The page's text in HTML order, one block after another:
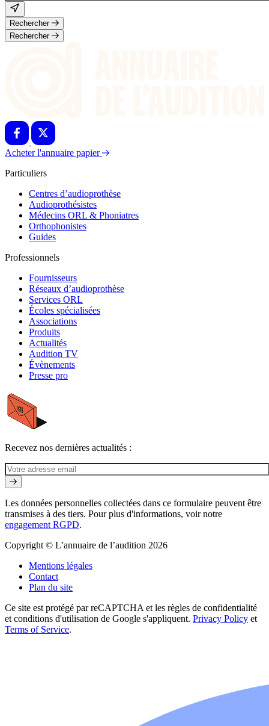
Rechercher
Rechercher
Acheter l'annuaire papier
Particuliers
Centres d’audioprothèse
Audioprothésistes
Médecins ORL & Phoniatres
Orthophonistes
Guides
Professionnels
Fournisseurs
Réseaux d’audioprothèse
Services ORL
Écoles spécialisées
Associations
Produits
Actualités
Audition TV
Évènements
Presse pro
Recevez nos dernières actualités :
Les données personnelles collectées dans ce formulaire peuvent être
transmises à des tiers. Pour plus d'informations, voir notre
engagement RGPD.
Copyright © L’annuaire de l’audition 2026
Mentions légales
Contact
Plan du site
Ce site est protégé par reCAPTCHA et les règles de confidentialité
et conditions d'utilisation de Google s'appliquent. Privacy Policy et
Terms of Service.